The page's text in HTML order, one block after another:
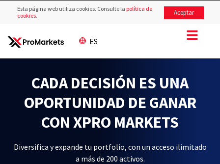
ES
CADA DECISIÓN ES UNA
OPORTUNIDAD DE GANAR
CON XPRO MARKETS
Diversifica y expande tu portfolio, con un acceso ilimitado
a más de 200 activos.
Esta página web utiliza cookies. Consulte la política de
cookies. Aceptar